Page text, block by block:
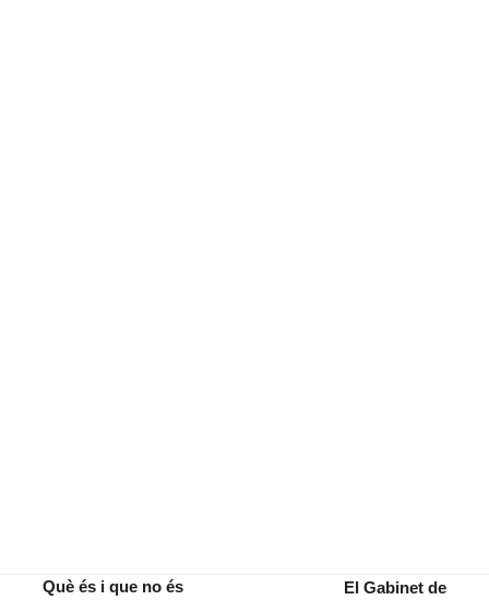
Què és i que no és
El Gabinet de